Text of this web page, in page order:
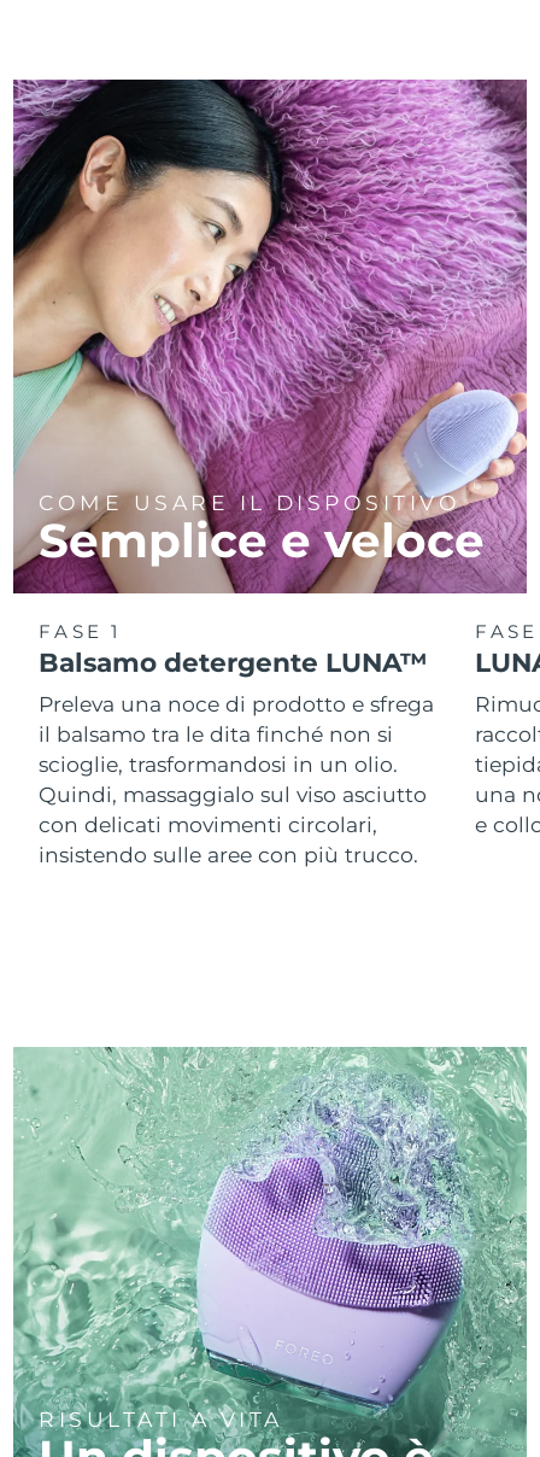
COME USARE IL DISPOSITIVO
Semplice e veloce
FASE 1
Balsamo detergente LUNA™
Preleva una noce di prodotto e sfrega
il balsamo tra le dita finché non si
scioglie, trasformandosi in un olio.
Quindi, massaggialo sul viso asciutto
con delicati movimenti circolari,
insistendo sulle aree con più trucco.
una
e
RISULTATI A VITA